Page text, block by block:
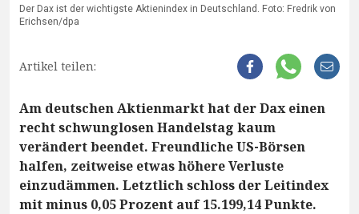
Der Dax ist der wichtigste Aktienindex in Deutschland. Foto: Fredrik von
Erichsen/dpa
Artikel teilen:
Am deutschen Aktienmarkt hat der Dax einen
recht schwunglosen Handelstag kaum
verändert beendet. Freundliche US-Börsen
halfen, zeitweise etwas höhere Verluste
einzudämmen. Letztlich schloss der Leitindex
mit minus 0,05 Prozent auf 15.199,14 Punkte.